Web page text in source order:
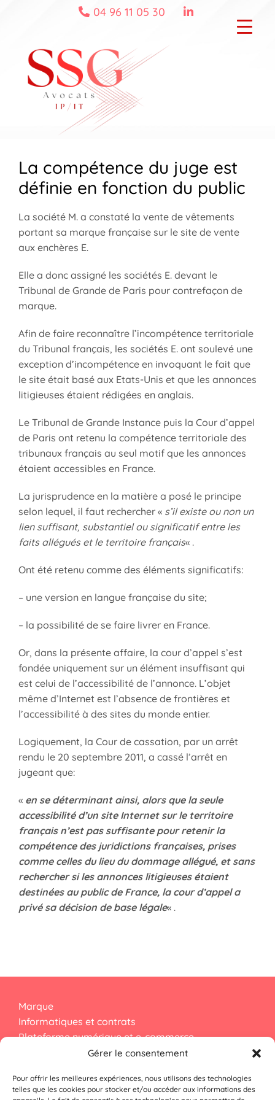
Gérer le consentement
Pour offrir les meilleures expériences, nous utilisons des technologies
telles que les cookies pour stocker et/ou accéder aux informations des
04 96 11 05 30
La compétence du juge est
définie en fonction du public
La société M. a constaté la vente de vêtements
portant sa marque française sur le site de vente
aux enchères E.
Elle a donc assigné les sociétés E. devant le
Tribunal de Grande de Paris pour contrefaçon de
marque.
Afin de faire reconnaître l’incompétence territoriale
du Tribunal français, les sociétés E. ont soulevé une
exception d’incompétence en invoquant le fait que
le site était basé aux Etats-Unis et que les annonces
litigieuses étaient rédigées en anglais.
Le Tribunal de Grande Instance puis la Cour d’appel
de Paris ont retenu la compétence territoriale des
tribunaux français au seul motif que les annonces
étaient accessibles en France.
La jurisprudence en la matière a posé le principe
selon lequel, il faut rechercher « s’il existe ou non un
lien suffisant, substantiel ou significatif entre les
faits allégués et le territoire français« .
Ont été retenu comme des éléments significatifs:
– une version en langue française du site;
– la possibilité de se faire livrer en France.
Or, dans la présente affaire, la cour d’appel s’est
fondée uniquement sur un élément insuffisant qui
est celui de l’accessibilité de l’annonce. L’objet
même d’Internet est l’absence de frontières et
l’accessibilité à des sites du monde entier.
Logiquement, la Cour de cassation, par un arrêt
rendu le 20 septembre 2011, a cassé l’arrêt en
jugeant que:
« en se déterminant ainsi, alors que la seule
accessibilité d’un site Internet sur le territoire
français n’est pas suffisante pour retenir la
compétence des juridictions françaises, prises
comme celles du lieu du dommage allégué, et sans
rechercher si les annonces litigieuses étaient
destinées au public de France, la cour d’appel a
privé sa décision de base légale« .
Marque
Informatiques et contrats
Plateforme numérique et e-commerce
Dessins et modèles